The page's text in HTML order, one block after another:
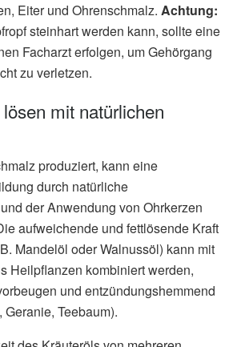
Eiter und Ohrenschmalz. Achtung:
steinhart werden kann, sollte eine
Facharzt erfolgen, um Gehörgang
zu verletzen.
mit natürlichen
produziert, kann eine
durch natürliche
der Anwendung von Ohrkerzen
aufweichende und fettlösende Kraft
Mandelöl oder Walnussöl) kann mit
Heilpflanzen kombiniert werden,
und entzündungshemmend
Teebaum).